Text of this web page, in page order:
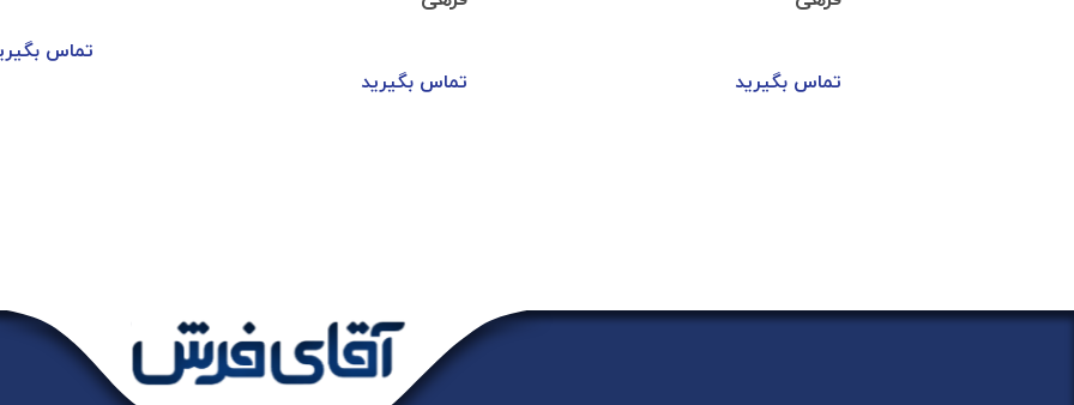
تماس بگیرید تماس بگیرید
تماس